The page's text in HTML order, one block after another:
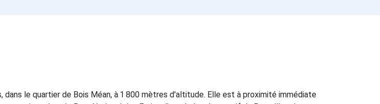
le quartier de Bois Méan, à 1 800 mètres d'altitude. Elle est à proximité immédiate